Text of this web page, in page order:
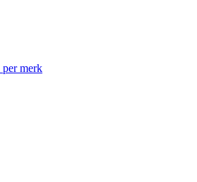
per merk